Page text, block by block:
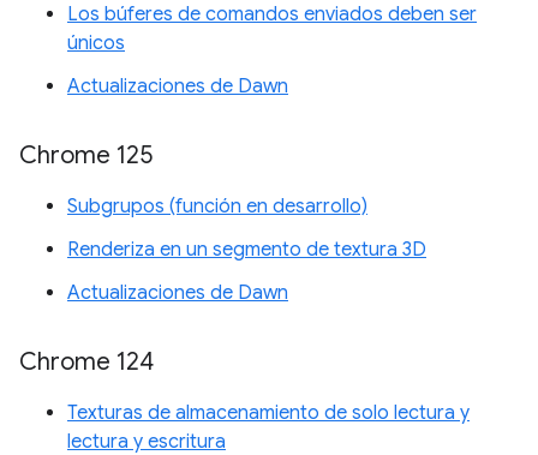
Los búferes de comandos enviados deben ser
únicos
Actualizaciones de Dawn
Chrome 125
Subgrupos (función en desarrollo)
Renderiza en un segmento de textura 3D
Actualizaciones de Dawn
Chrome 124
Texturas de almacenamiento de solo lectura y
lectura y escritura